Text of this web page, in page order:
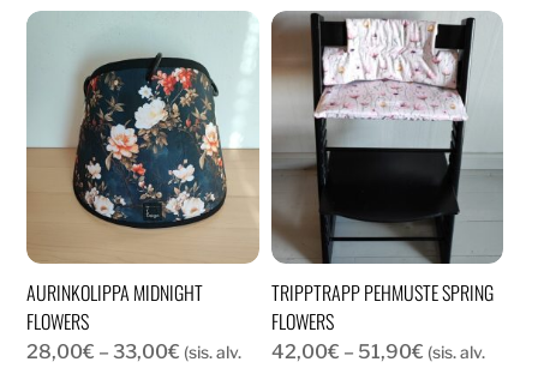
AURINKOLIPPA MIDNIGHT
FLOWERS
28,00€ – 33,00€ Hintaluokka:
(sis. alv.
TRIPPTRAPP PEHMUSTE SPRING
FLOWERS
42,00€ – 51,90€Hintaluokka:
(sis. alv.